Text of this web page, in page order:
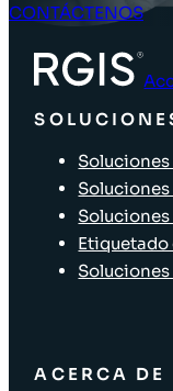
CONTÁCTENOS
Etiquetado
ACERCA DE